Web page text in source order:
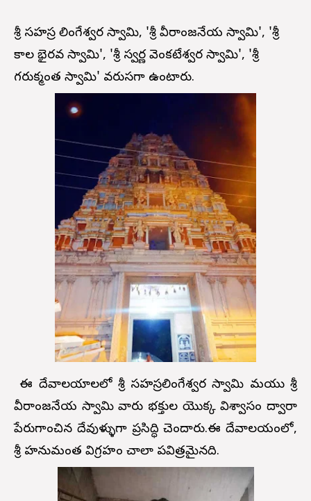
శ్రీ సహస్ర లింగేశ్వర స్వామి, 'శ్రీ వీరాంజనేయ స్వామి', 'శ్రీ
కాల భైరవ స్వామి', 'శ్రీ స్వర్ణ వెంకటేశ్వర స్వామి', 'శ్రీ
గరుక్మంత స్వామి' వరుసగా ఉంటారు.
ఈ దేవాలయాలలో శ్రీ సహస్రలింగేశ్వర స్వామి మరియు శ్రీ
వీరాంజనేయ స్వామి వారు భక్తుల యొక్క విశ్వాసం ద్వారా
పేరుగాంచిన దేవుళ్ళుగా ప్రసిద్ధి చెందారు.ఈ దేవాలయంలో,
శ్రీ హనుమంత విగ్రహం చాలా పవిత్రమైనది.